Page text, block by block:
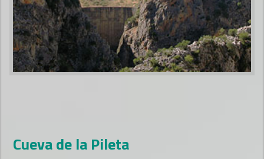
Cueva de la Pileta